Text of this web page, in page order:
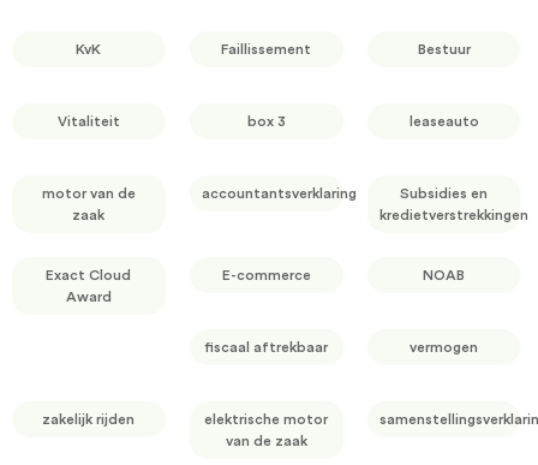
KvK Faillissement Bestuur
Vitaliteit box 3 leaseauto
motor van de
zaak
accountantsverklaring
Subsidies en
kredietverstrekkingen
Exact Cloud
Award
E-commerce NOAB
fiscaal aftrekbaar vermogen
zakelijk rijden
elektrische motor
van de zaak